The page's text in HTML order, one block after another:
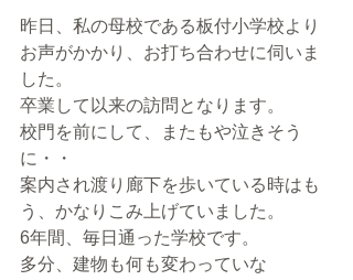
昨日、私の母校である板付小学校より
お声がかかり、お打ち合わせに伺いま
した。
卒業して以来の訪問となります。
校門を前にして、またもや泣きそう
に・・
案内され渡り廊下を歩いている時はも
う、かなりこみ上げていました。
6年間、毎日通った学校です。
多分、建物も何も変わっていな